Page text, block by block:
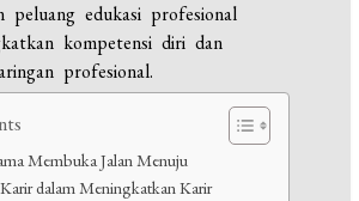
peluang edukasi profesional
kompetensi diri dan
profesional.
Membuka Jalan Menuju
dalam Meningkatkan Karir